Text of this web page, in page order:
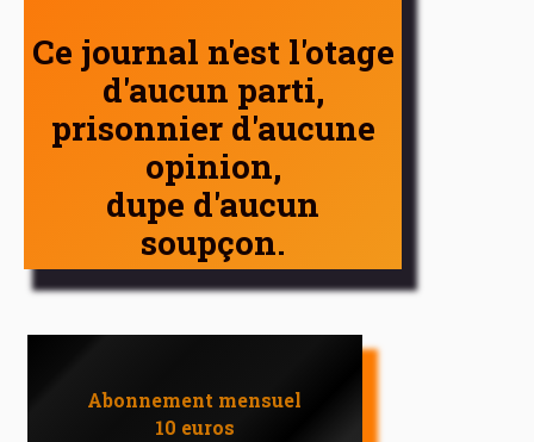
Ce journal n'est l'otage
d'aucun parti,
prisonnier d'aucune
opinion,
dupe d'aucun
soupçon.
Abonnement mensuel
10 euros